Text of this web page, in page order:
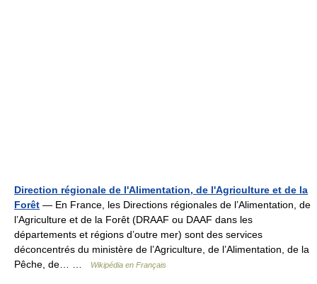
Direction régionale de l'Alimentation, de l'Agriculture et de la
Forêt — En France, les Directions régionales de l’Alimentation, de
l’Agriculture et de la Forêt (DRAAF ou DAAF dans les
départements et régions d’outre mer) sont des services
déconcentrés du ministère de l’Agriculture, de l’Alimentation, de la
Pêche, de… …
Wikipédia en Français